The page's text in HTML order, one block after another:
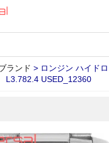
ランド > ロンジン ハイド
L3.782.4 USED_12360